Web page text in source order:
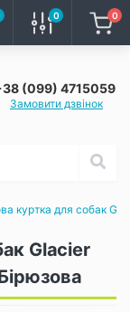
0 0
(099) 4715059
Замовити дзвінок
куртка для собак
Glacier